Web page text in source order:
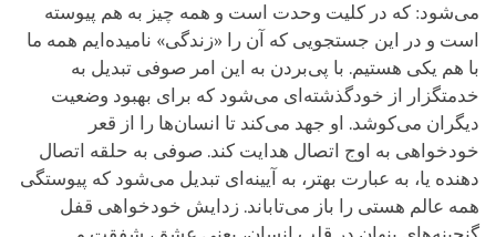
می‌شود: که در کلیت وحدت است و همه چیز به هم پیوسته
است و در این جستجویی که آن را «زندگی» نامیده‌ایم همه ما
با هم یکی هستیم. با پی‌بردن به این امر صوفی تبدیل به
خدمتگزار از خودگذشته‌ای می‌شود که برای بهبود وضعیت
دیگران می‌کوشد. او جهد می‌کند تا انسان‌ها را از قعر
خودخواهی به اوج اتصال هدایت کند. صوفی به حلقه اتصال
دهنده یا، به عبارت بهتر، به آیینه‌ای تبدیل می‌شود که پیوستگی
همه عالم هستی را باز می‌تاباند. زدایش خودخواهی قفل